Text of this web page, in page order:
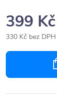
399 Kč
330 Kč bez DPH